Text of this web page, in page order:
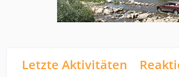
Letzte Aktivitäten